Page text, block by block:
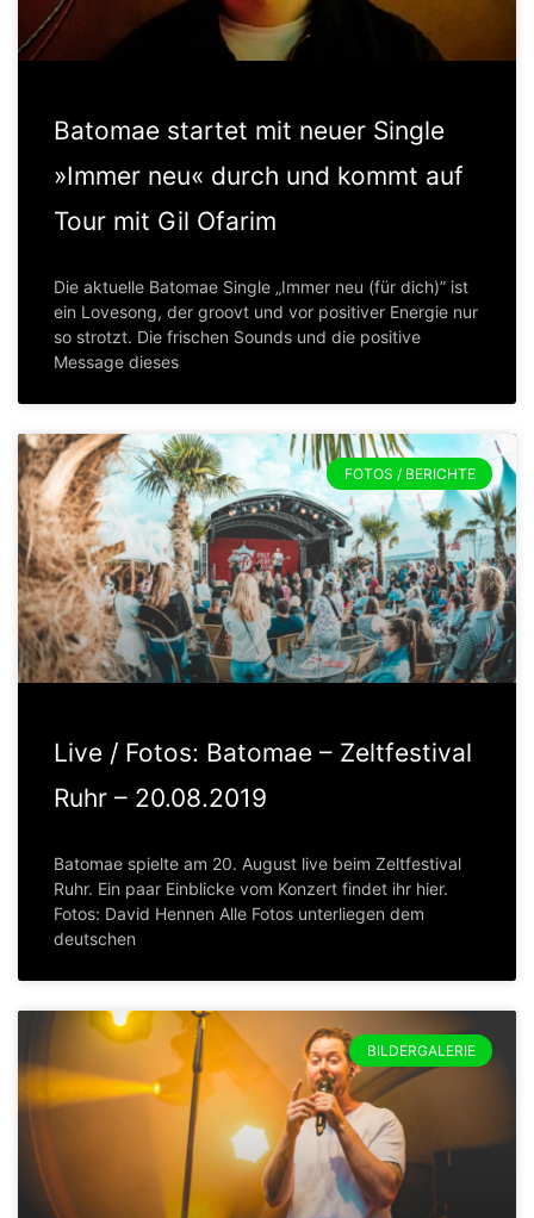
Batomae startet mit neuer Single
»Immer neu« durch und kommt auf
Tour mit Gil Ofarim
Die aktuelle Batomae Single „Immer neu (für dich)” ist
ein Lovesong, der groovt und vor positiver Energie nur
so strotzt. Die frischen Sounds und die positive
Message dieses
FOTOS / BERICHTE
Live / Fotos: Batomae – Zeltfestival
Ruhr – 20.08.2019
Batomae spielte am 20. August live beim Zeltfestival
Ruhr. Ein paar Einblicke vom Konzert findet ihr hier.
Fotos: David Hennen Alle Fotos unterliegen dem
deutschen
BILDERGALERIE